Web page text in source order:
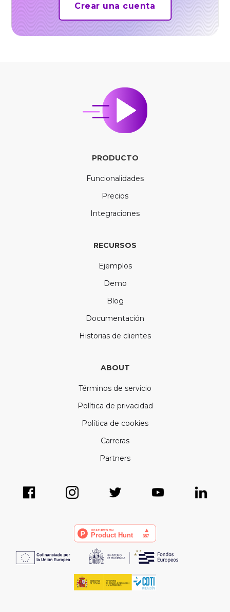
Crear una cuenta
PRODUCTO
Funcionalidades
Precios
Integraciones
RECURSOS
Ejemplos
Demo
Blog
Documentación
Historias de clientes
ABOUT
Términos de servicio
Política de privacidad
Política de cookies
Carreras
Partners